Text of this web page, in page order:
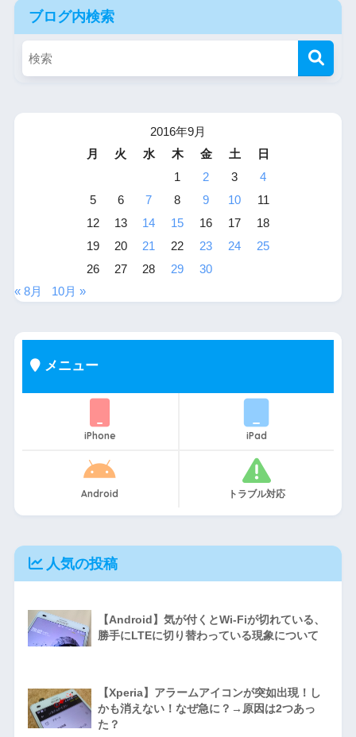
ブログ内検索
2016年9月
月
火 水 木 金 土
日
1
2 3
4
5
6 7 8 9 10
11
12
13 14 15 16 17
18
19
20 21 22 23 24
25
26
27 28 29
30
« 8月
10月 »
メニュー
iPhone iPad
Android トラブル対応
人気の投稿
【Android】気が付くとWi-Fiが切れている、
勝手にLTEに切り替わっている現象について
【Xperia】アラームアイコンが突如出現！し
かも消えない！なぜ急に？→原因は2つあっ
た？